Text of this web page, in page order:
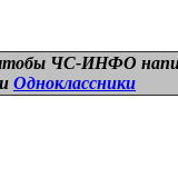
ЧС-ИНФО
и Одноклассники